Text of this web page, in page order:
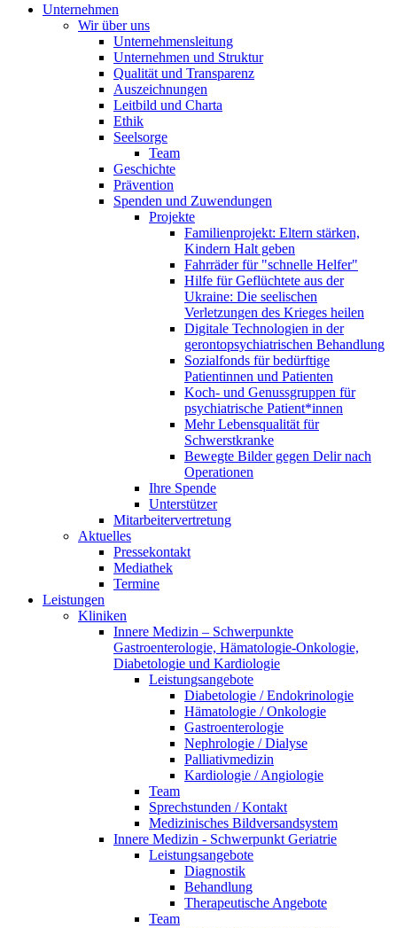
Unternehmen
Wir über uns
Unternehmensleitung
Unternehmen und Struktur
Qualität und Transparenz
Auszeichnungen
Leitbild und Charta
Ethik
Seelsorge
Team
Geschichte
Prävention
Spenden und Zuwendungen
Projekte
Familienprojekt: Eltern stärken,
Kindern Halt geben
Fahrräder für "schnelle Helfer"
Hilfe für Geflüchtete aus der
Ukraine: Die seelischen
Verletzungen des Krieges heilen
Digitale Technologien in der
gerontopsychiatrischen Behandlung
Sozialfonds für bedürftige
Patientinnen und Patienten
Koch- und Genussgruppen für
psychiatrische Patient*innen
Mehr Lebensqualität für
Schwerstkranke
Bewegte Bilder gegen Delir nach
Operationen
Ihre Spende
Unterstützer
Mitarbeitervertretung
Aktuelles
Pressekontakt
Mediathek
Termine
Leistungen
Kliniken
Innere Medizin – Schwerpunkte
Gastroenterologie, Hämatologie-Onkologie,
Diabetologie und Kardiologie
Leistungsangebote
Diabetologie / Endokrinologie
Hämatologie / Onkologie
Gastroenterologie
Nephrologie / Dialyse
Palliativmedizin
Kardiologie / Angiologie
Team
Sprechstunden / Kontakt
Medizinisches Bildversandsystem
Innere Medizin - Schwerpunkt Geriatrie
Leistungsangebote
Diagnostik
Behandlung
Therapeutische Angebote
Team